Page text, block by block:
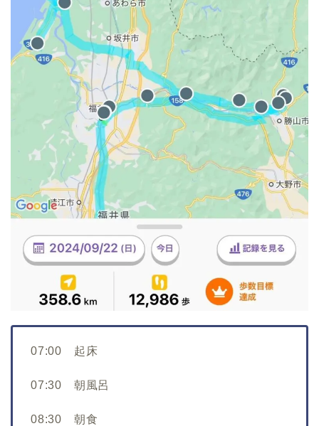
07:00 起床
07:30 朝風呂
08:30 朝食